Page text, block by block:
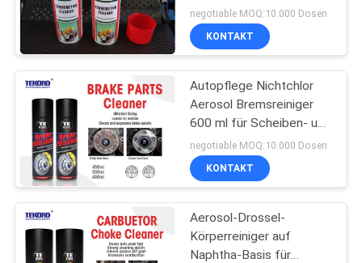
Spray-Fett-
Schmiermittel
Kontrolle von
Verschmutzung
negotiable MOQ:10.000 Dosen
KONTAKT
Autopflege Nichtchlor
Aerosol Bremsreiniger
600 ml für Scheiben- und
Trommelbremsen
negotiable MOQ:10.000 Dosen
KONTAKT
Aerosol-Drossel-
Körperreiniger auf
Naphtha-Basis für